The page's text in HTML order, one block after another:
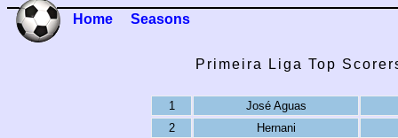
Home Seasons
Primeira Liga Top
1
José Aguas
2
Hernani